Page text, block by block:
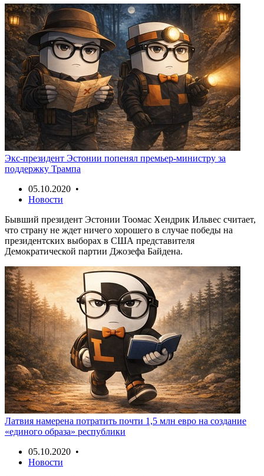
Экс-президент Эстонии попенял премьер-министру за
поддержку Трампа
05.10.2020 •
Новости
Бывший президент Эстонии Тоомас Хендрик Ильвес считает,
что страну не ждет ничего хорошего в случае победы на
президентских выборах в США представителя
Демократической партии Джозефа Байдена.
Латвия намерена потратить почти 1,5 млн евро на создание
«единого образа» республики
05.10.2020 •
Новости